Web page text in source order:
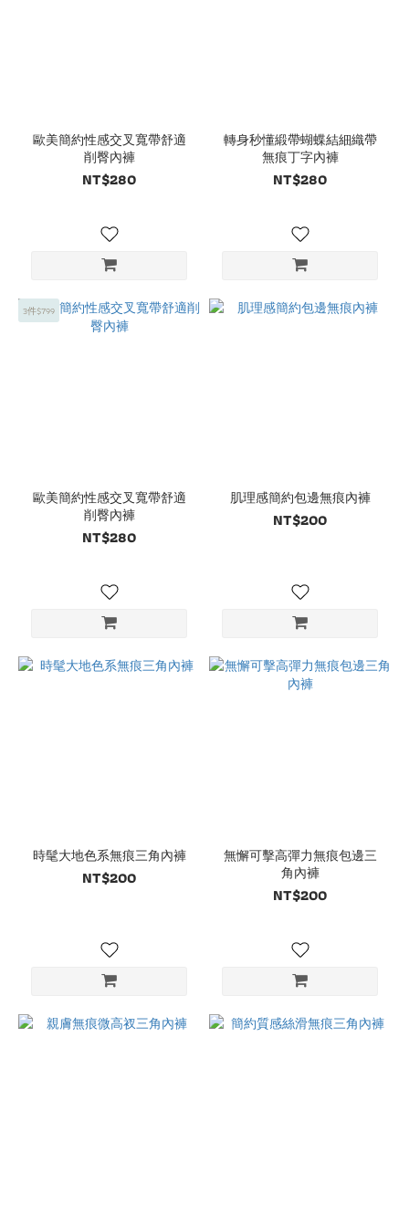
歐美簡約性感交叉寬帶舒適
削臀內褲
NT$280
轉身秒懂緞帶蝴蝶結細織帶
無痕丁字內褲
NT$280
3件$799
歐美簡約性感交叉寬帶舒適
削臀內褲
NT$280
肌理感簡約包邊無痕內褲
NT$200
時髦大地色系無痕三角內褲
NT$200
無懈可擊高彈力無痕包邊三
角內褲
NT$200